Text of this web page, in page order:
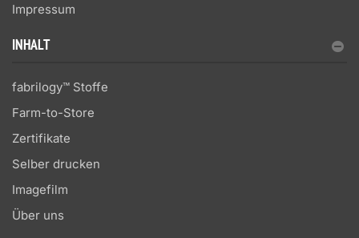
Impressum
INHALT
fabrilogy™ Stoffe
Farm-to-Store
Zertifikate
Selber drucken
Imagefilm
Über uns